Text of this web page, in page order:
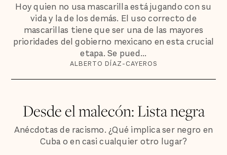
Hoy quien no usa mascarilla está jugando con su
vida y la de los demás. El uso correcto de
mascarillas tiene que ser una de las mayores
prioridades del gobierno mexicano en esta crucial
etapa. Se pued...
ALBERTO DÍAZ-CAYEROS
Desde el malecón: Lista negra
Anécdotas de racismo. ¿Qué implica ser negro en
Cuba o en casi cualquier otro lugar?